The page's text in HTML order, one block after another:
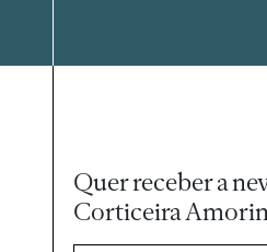
Quer receber a
Corticeira